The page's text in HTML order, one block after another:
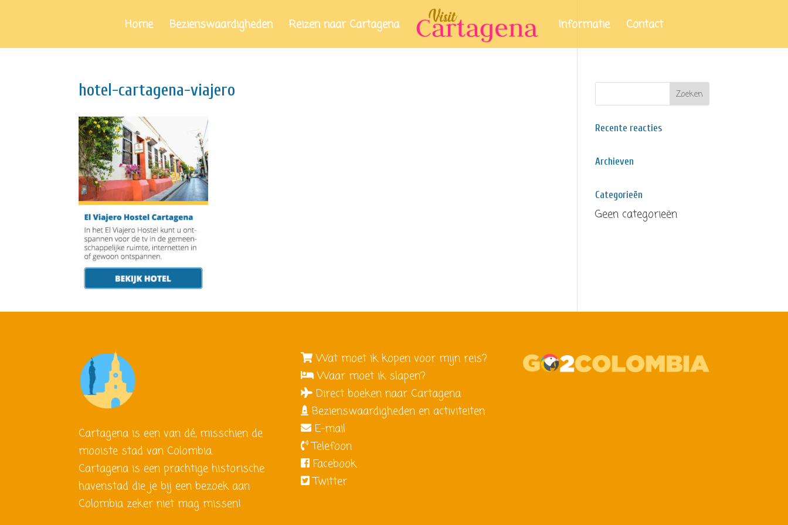
Home Bezienswaardigheden Reizen naar Cartagena Informatie Contact
hotel-cartagena-viajero
Recente reacties
Archieven
Categorieën
Geen categorieën
Cartagena is een van dé, misschien de
mooiste stad van Colombia.
Cartagena is een prachtige historische
havenstad die je bij een bezoek aan
Colombia zeker niet mag missen!
Wat moet ik kopen voor mijn reis?
Waar moet ik slapen?
Direct boeken naar Cartagena
Bezienswaardigheden en activiteiten
E-mail
Telefoon
Facebook
Twitter